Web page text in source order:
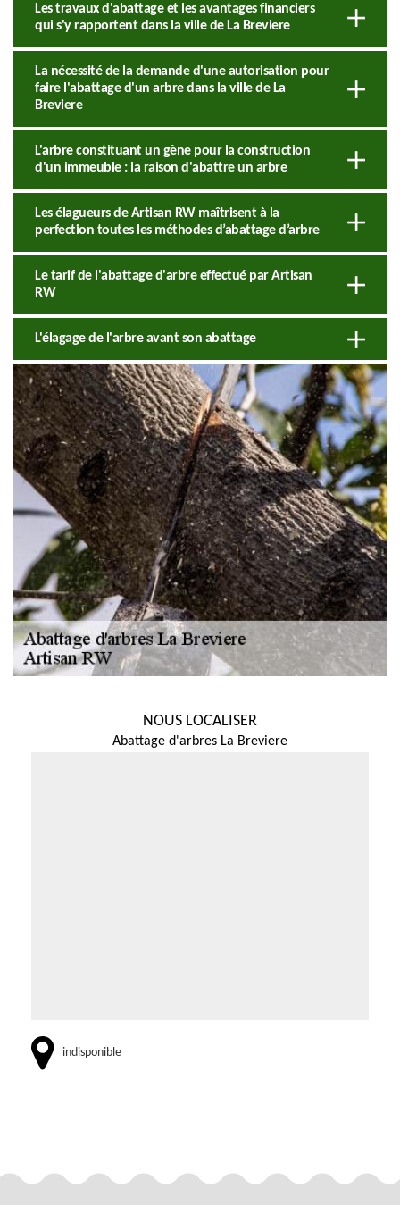
Les travaux d'abattage et les avantages financiers
qui s'y rapportent dans la ville de La Breviere
La nécessité de la demande d'une autorisation pour
faire l'abattage d'un arbre dans la ville de La
Breviere
L'arbre constituant un gène pour la construction
d'un immeuble : la raison d'abattre un arbre
Les élagueurs de Artisan RW maîtrisent à la
perfection toutes les méthodes d’abattage d’arbre
Le tarif de l'abattage d'arbre effectué par Artisan
RW
L'élagage de l'arbre avant son abattage
NOUS LOCALISER
Abattage d'arbres La Breviere
indisponible